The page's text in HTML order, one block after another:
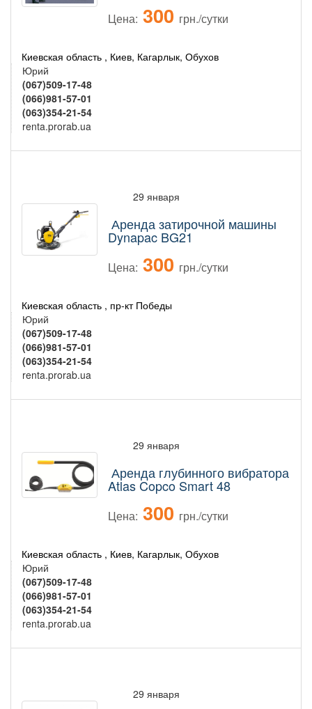
Цена: 300 грн./сутки
Киевская область , Киев, Кагарлык, Обухов
Юрий
(067)509-17-48
(066)981-57-01
(063)354-21-54
renta.prorab.ua
29 января
Аренда затирочной машины
Dynapac BG21
Цена: 300 грн./сутки
Киевская область , пр-кт Победы
Юрий
(067)509-17-48
(066)981-57-01
(063)354-21-54
renta.prorab.ua
29 января
Аренда глубинного вибратора
Atlas Copco Smart 48
Цена: 300 грн./сутки
Киевская область , Киев, Кагарлык, Обухов
Юрий
(067)509-17-48
(066)981-57-01
(063)354-21-54
renta.prorab.ua
29 января